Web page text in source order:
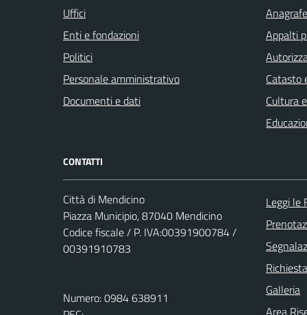
Uffici
Enti e fondazioni
Politici
Personale amministrativo
Documenti e dati
Appalti
Catasto
Cultura
CONTATTI
Città di Mendicino
Piazza Municipio, 87040 Mendicino
Codice fiscale / P. IVA:00391900784 /
00391910783
Numero: 0984 638911
Leggi le
Galleria
Area